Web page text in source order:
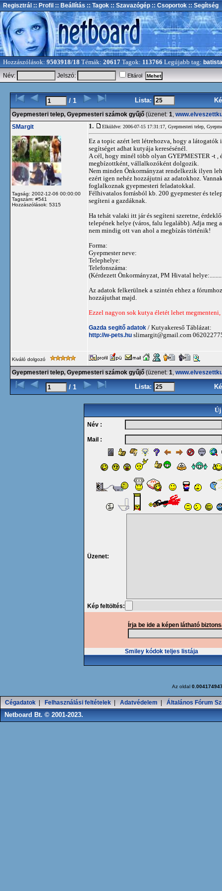
Regisztrál :: Profil :: Beállítás :: Tagok :: Szavazógép :: Csoportok :: Segítség
Hozzászólások: 9503918/18 Témák: 20617 Tagok: 113766 Legújabb tag: batista
Név:
Jelszó: Eltárol
/ 1 Lista:
Gyepmesteri telep, Gyepmesteri számok gyűjő (üzenet: 1,
SMargit
Tagság: 2002-12-06 00:00:00
Tagszám: #541
Hozzászólások: 5315
1. Elküldve: 2006-07-15 17:31:17, Gyepmesteri telep,
Ez a topic azért lett létrehozva, hogy a látogatók
segítséget adhat kutyája keresésénél.
A cél, hogy minél több olyan GYEPMESTER -t
megbízottként, vállalkozóként dolgozik.
Nem minden Önkormányzat rendelkezik ilyen
ezért igen nehéz hozzájutni az adatokhoz.
foglalkoznak gyepmesteri feladatokkal.
Félhivatalos forrásból kb. 200 gyepmester és
segíteni a gazdáknak.
Ha tehát valaki itt jár és segíteni szeretne,
telepének helye (város, falu legalább). Adja
nem mindig ott van ahol a megbízás történik!
Forma:
Gyepmester neve:
Telephelye:
Telefonszáma:
(Kérdezett Önkormányzat, PM Hivatal
Az adatok felkerülnek a szintén ehhez a
hozzájuthat majd.
Ezzel nagyon sok kutya életét lehet
Gazda segitő adatok / Kutyakereső Táblázat:
http://w-pets.hu slimargit@gmail.com
Kiváló dolgozó
Gyepmesteri telep, Gyepmesteri számok gyűjő (üzenet: 1,
/ 1 Lista:
Új
Név :
Mail :
Üzenet:
Kép feltöltés:
Írja be ide a képen látható
Smiley kódok teljes listája
Az oldal
Cégadatok Felhasználási feltételek Adatvédelem Általános Fórum
Netboard Bt. © 2001-2023.